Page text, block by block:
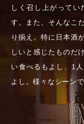
しく召し上がってい
す。また、そんなこ
り揃え。特に日本酒
しいと感じたものだ
い食べるもよし、1
よし。様々なシーン